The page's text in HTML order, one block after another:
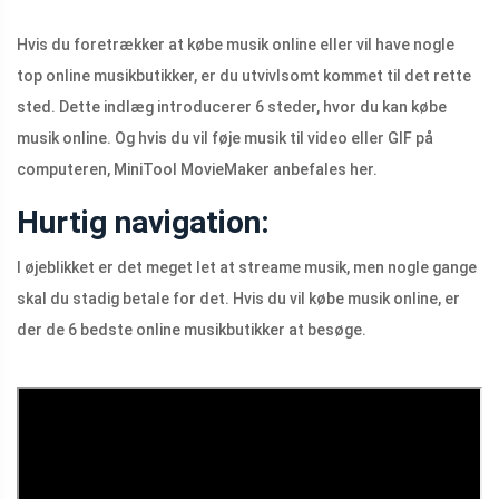
Hvis du foretrækker at købe musik online eller vil have nogle
top online musikbutikker, er du utvivlsomt kommet til det rette
sted. Dette indlæg introducerer 6 steder, hvor du kan købe
musik online. Og hvis du vil føje musik til video eller GIF på
computeren, MiniTool MovieMaker anbefales her.
Hurtig navigation:
I øjeblikket er det meget let at streame musik, men nogle gange
skal du stadig betale for det. Hvis du vil købe musik online, er
der de 6 bedste online musikbutikker at besøge.